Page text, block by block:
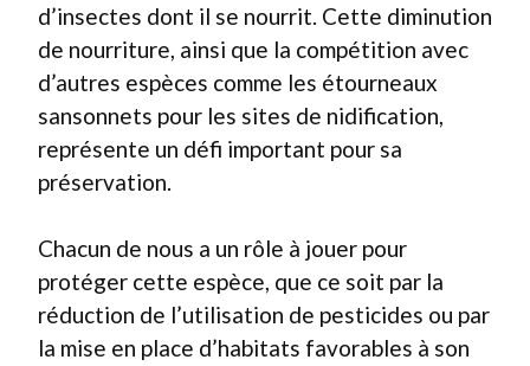
d’insectes dont il se nourrit. Cette diminution
de nourriture, ainsi que la compétition avec
d’autres espèces comme les étourneaux
sansonnets pour les sites de nidification,
représente un défi important pour sa
préservation.
Chacun de nous a un rôle à jouer pour
protéger cette espèce, que ce soit par la
réduction de l’utilisation de pesticides ou par
la mise en place d’habitats favorables à son